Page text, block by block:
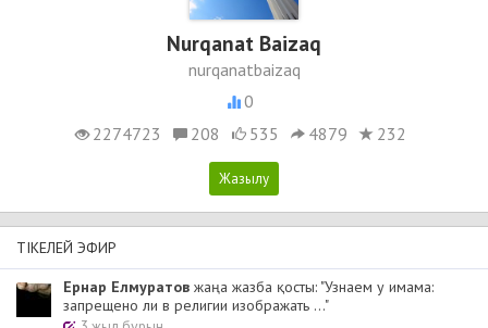
Nurqanat Baizaq
nurqanatbaizaq
0
2274723
208 535 4879 232
ТІКЕЛЕЙ ЭФИР
Ернар Елмуратов жаңа жазба қосты: "Узнаем у имама:
запрещено ли в религии изображать ..."